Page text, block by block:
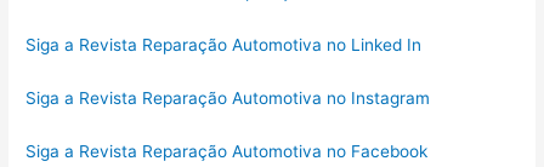
Siga a Revista Reparação Automotiva no Linked In
Siga a Revista Reparação Automotiva no Instagram
Siga a Revista Reparação Automotiva no Facebook